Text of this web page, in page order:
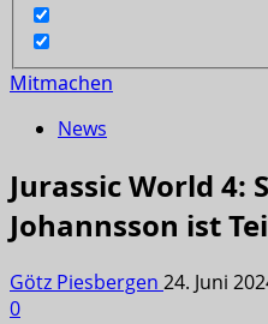
Mitmachen
News
Jurassic World 4:
Johannsson ist
Götz Piesbergen 24. Juni
0